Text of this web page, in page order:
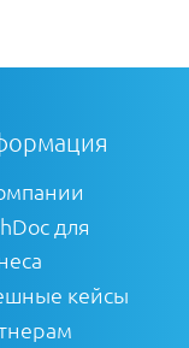
для
кейсы